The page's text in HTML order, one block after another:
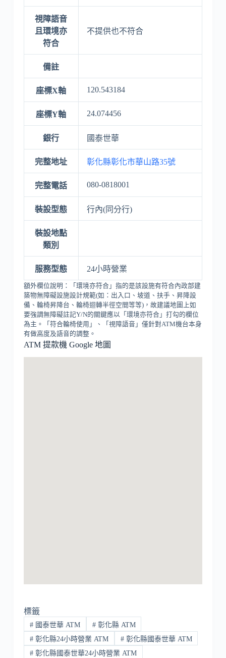
視障語音
且環境亦
符合
不提供也不符合
備註
座標X軸 120.543184
座標Y軸 24.074456
銀行 國泰世華
完整地址 彰化縣彰化市華山路35號
完整電話 080-0818001
裝設型態 行內(同分行)
裝設地點
類別
服務型態 24小時營業
額外欄位說明：「環境亦符合」指的是該設施有符合內政部建
築物無障礙設施設計規範(如：出入口、坡道、扶手、昇降設
備、輪椅昇降台、輪椅迴轉半徑空間等等)，故建議地圖上如
要強調無障礙註記Y/N的關鍵應以「環境亦符合」打勾的欄位
為主。「符合輪椅使用」、「視障語音」僅針對ATM機台本身
有做高度及語音的調整。
ATM 提款機 Google 地圖
標籤
#國泰世華 ATM #彰化縣 ATM
#彰化縣24小時營業 ATM #彰化縣國泰世華 ATM
#彰化縣國泰世華24小時營業 ATM